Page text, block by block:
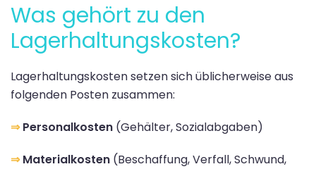
Was gehört zu den
Lagerhaltungskosten?
Lagerhaltungskosten setzen sich üblicherweise aus
folgenden Posten zusammen:
⇒ Personalkosten (Gehälter, Sozialabgaben)
⇒ Materialkosten (Beschaffung, Verfall, Schwund,